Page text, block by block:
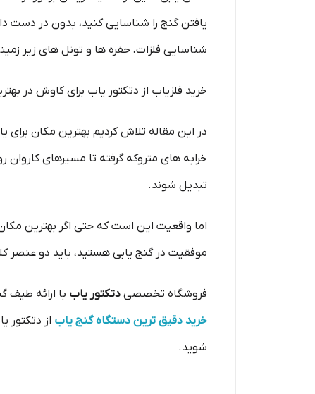
یافتن گنج را شناسایی کنید، بدون در دست
شناسایی فلزات، حفره ها و تونل های زیر
خرید فلزیاب از دتکتور یاب برای کاوش در
در این مقاله تلاش کردیم بهترین مکان برای
خرابه های متروکه گرفته تا مسیرهای
تبدیل شوند.
اما واقعیت این است که حتی اگر بهترین مکان
موفقیت در گنج یابی هستید، باید دو عنصر
فروشگاه تخصصی دتکتور یاب با ارائه طیف
خرید دقیق ترین دستگاه گنج یاب از دتکتور
شوید.